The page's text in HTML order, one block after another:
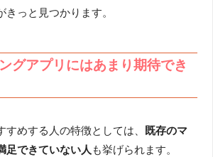
っと見つかります。
グアプリにはあまり期待でき
すめする人の特徴としては、
既存のマ
足できていない人 も挙げられます。